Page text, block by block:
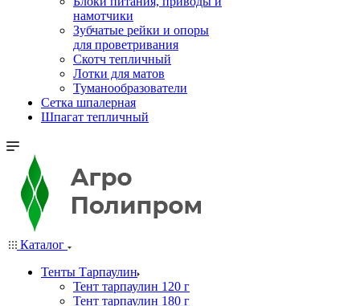
намотчики
Зубчатые рейки и опоры
для проветривания
Скотч тепличный
Лотки для матов
Туманообразователи
Сетка шпалерная
Шпагат тепличный
Каталог
Тенты Тарпаулин
Тент тарпаулин 120 г
Тент тарпаулин 180 г